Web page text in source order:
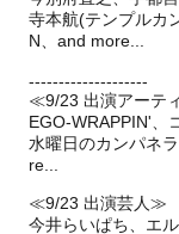
寺本航(テンプルカ
N、and more...
--------------------
≪9/23 出演アーテ
EGO-WRAPPIN'、
水曜日のカンパネ
re...
≪9/23 出演芸人≫
今井らいぱち、エ